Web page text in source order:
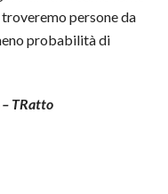
troveremo persone da
probabilità di
– TRatto